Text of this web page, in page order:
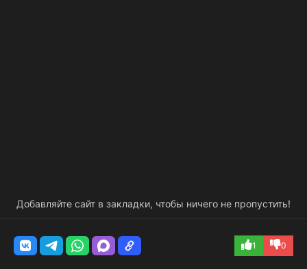
Добавляйте сайт в закладки, чтобы ничего не пропустить!
1 0